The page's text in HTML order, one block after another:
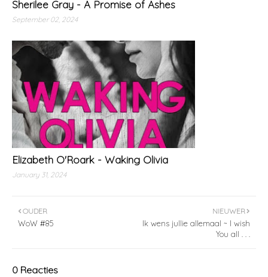
Sherilee Gray - A Promise of Ashes
September 02, 2024
Elizabeth O'Roark - Waking Olivia
January 31, 2024
NIEUWER
Ik wens jullie allemaal ~ I wish
You all . . .
OUDER
WoW #85
0 Reacties